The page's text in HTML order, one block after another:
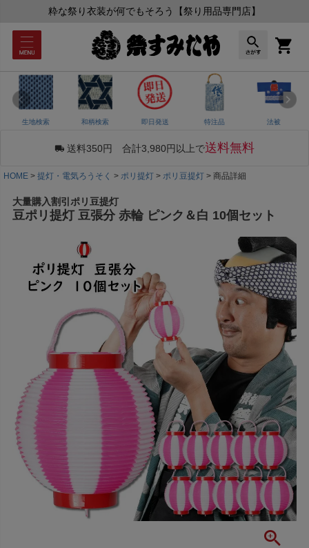
粋な祭り衣装が何でもそろう【祭り用品専門店】
生地検索 和柄検索 即日発送 特注品 法被
送料350円 合計3,980円以上で送料無料
HOME 提灯・電気ろうそく ポリ提灯 ポリ豆提灯 商品詳細
大量購入割引ポリ豆提灯
豆ポリ提灯 豆張分 赤輪 ピンク＆白 10個セット